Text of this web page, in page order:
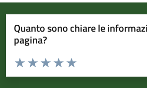
Quanto sono chiare le
pagina?
Valuta da 1 a 5 stelle la pagina
Valuta 5 stelle su 5
Valuta 4 stelle su 5
Valuta 3 stelle su 5
Valuta 2 stelle su 5
Valuta 1 stelle su 5